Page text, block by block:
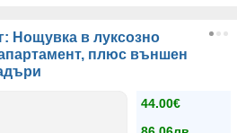
Нощувка в луксозно
плюс външен
44.00€